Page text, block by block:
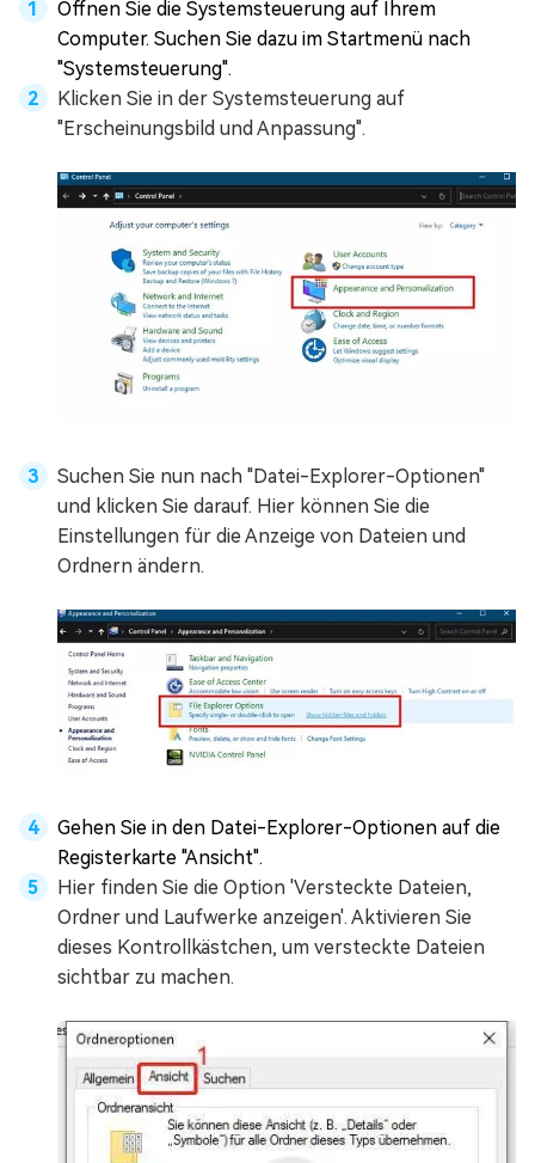
Öffnen Sie die Systemsteuerung auf Ihrem
Computer. Suchen Sie dazu im Startmenü nach
"Systemsteuerung".
Klicken Sie in der Systemsteuerung auf
"Erscheinungsbild und Anpassung".
Suchen Sie nun nach "Datei-Explorer-Optionen"
und klicken Sie darauf. Hier können Sie die
Einstellungen für die Anzeige von Dateien und
Ordnern ändern.
Gehen Sie in den Datei-Explorer-Optionen auf die
Registerkarte "Ansicht".
Hier finden Sie die Option 'Versteckte Dateien,
Ordner und Laufwerke anzeigen'. Aktivieren Sie
dieses Kontrollkästchen, um versteckte Dateien
sichtbar zu machen.